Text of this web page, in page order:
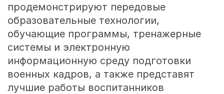
продемонстрируют передовые
образовательные технологии,
обучающие программы, тренажерные
системы и электронную
информационную среду подготовки
военных кадров, а также представят
лучшие работы воспитанников